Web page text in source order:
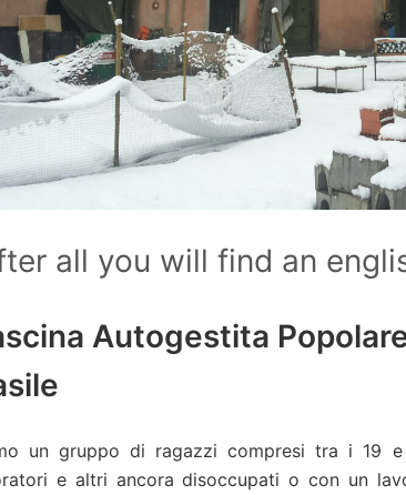
all you will find an
Autogestita
un gruppo di ragazzi compresi tra i 19
e altri ancora disoccupati o con un